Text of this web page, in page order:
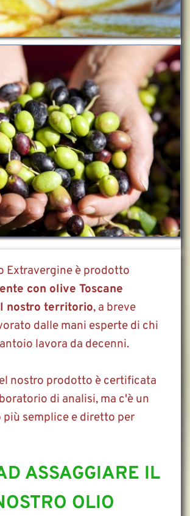
con olive Toscane
nostro territorio, a breve
dalle mani esperte di chi
lavora da decenni.
nostro prodotto è certificata
di analisi, ma c'è un
semplice e diretto per
ASSAGGIARE IL
OLIO